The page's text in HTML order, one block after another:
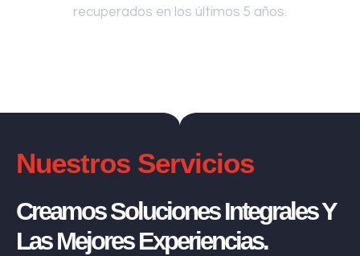
recuperados en los últimos 5 años.
Nuestros Servicios
Creamos Soluciones Integrales Y
Las Mejores Experiencias.